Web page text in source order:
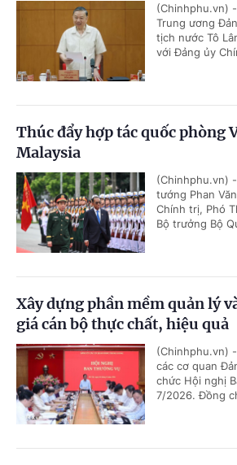
(Chinhphu.vn)
Trung ương
tịch nước Tô
với Đảng ủy
Thúc đẩy hợp tác quốc phòng
Malaysia
(Chinhphu.vn)
tướng Phan
Chính trị, Phó
Bộ trưởng Bộ
Xây dựng phần mềm quản lý
giá cán bộ thực chất, hiệu quả
(Chinhphu.vn)
các cơ quan
chức Hội nghị
7/2026. Đồng